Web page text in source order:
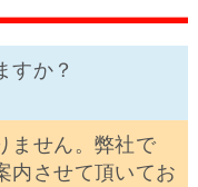
すか？
ません。弊社で
内させて頂いてお